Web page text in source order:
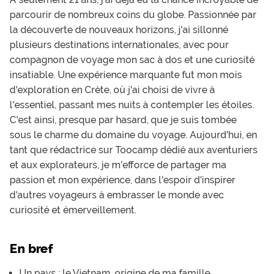
parcourir de nombreux coins du globe. Passionnée par
la découverte de nouveaux horizons, j'ai sillonné
plusieurs destinations internationales, avec pour
compagnon de voyage mon sac à dos et une curiosité
insatiable. Une expérience marquante fut mon mois
d'exploration en Crète, où j'ai choisi de vivre à
l'essentiel, passant mes nuits à contempler les étoiles.
C'est ainsi, presque par hasard, que je suis tombée
sous le charme du domaine du voyage. Aujourd'hui, en
tant que rédactrice sur Toocamp dédié aux aventuriers
et aux explorateurs, je m'efforce de partager ma
passion et mon expérience, dans l'espoir d'inspirer
d'autres voyageurs à embrasser le monde avec
curiosité et émerveillement.
En bref